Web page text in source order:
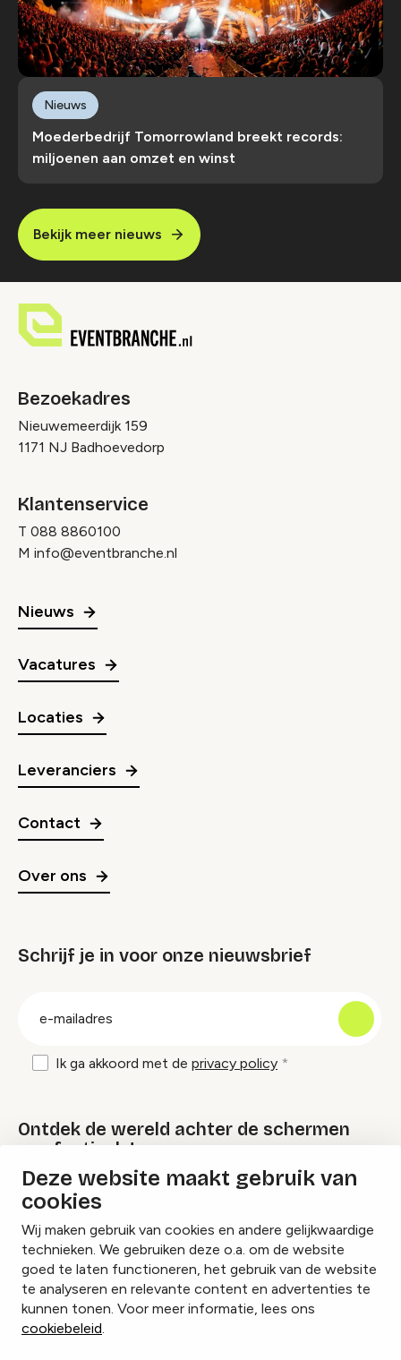
Deze website maakt gebruik van
cookies
Wij maken gebruik van cookies en andere gelijkwaardige
technieken. We gebruiken deze o.a. om de website
goed te laten functioneren, het gebruik van de website
te analyseren en relevante content en advertenties te
kunnen tonen. Voor meer informatie, lees ons
cookiebeleid.
Moederbedrijf Tomorrowland breekt records:
miljoenen aan omzet en winst
Nieuws
Bekijk meer nieuws
Bezoekadres
Nieuwemeerdijk 159
1171 NJ Badhoevedorp
Klantenservice
T 088 8860100
M info@eventbranche.nl
Nieuws
Vacatures
Locaties
Leveranciers
Contact
Over ons
Schrijf je in voor onze nieuwsbrief
Ik ga akkoord met de privacy policy
Ontdek de wereld achter de schermen
van festivals!
Lees onze Festival Specials
InstagramFacebookLinkedIn